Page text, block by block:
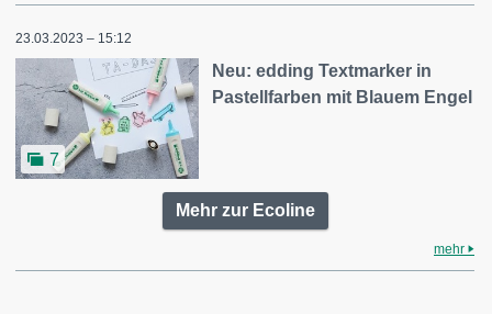
23.03.2023 – 15:12
7
Neu: edding Textmarker in
Pastellfarben mit Blauem Engel
Mehr zur Ecoline
mehr